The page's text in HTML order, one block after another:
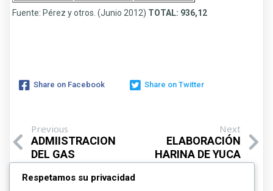
Fuente: Pérez y otros. (Junio 2012) TOTAL: 936,12
Share on Facebook Share on Twitter
Previous
ADMIISTRACION
DEL GAS
Next
ELABORACIÓN
HARINA DE YUCA
Respetamos su privacidad